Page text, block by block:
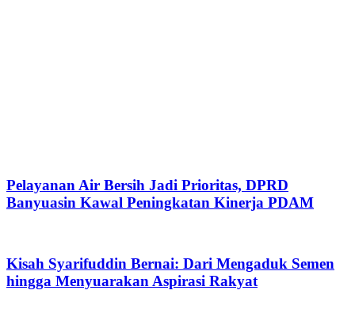
Pelayanan Air Bersih Jadi Prioritas, DPRD
Banyuasin Kawal Peningkatan Kinerja PDAM
Kisah Syarifuddin Bernai: Dari Mengaduk Semen
hingga Menyuarakan Aspirasi Rakyat